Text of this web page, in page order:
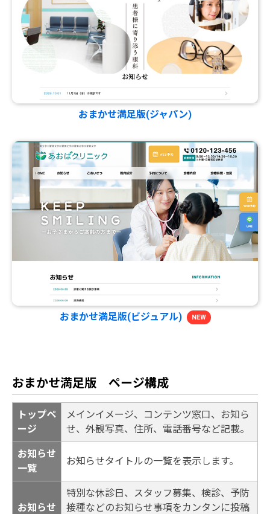
おまかせ満足版(ジャパン)
おまかせ満足版(ビジュアル) NEW
おまかせ満足版 ページ構成
トップペ
ージ
メインイメージ、コンテンツ窓口、お知ら
せ、外観写真、住所、電話番号など記載。
お知らせ
一覧
お知らせタイトルの一覧を表示します。
お知らせ
特別な休診日、スタッフ募集、検診、予防
接種などのお知らせ事項をカンタンに投稿